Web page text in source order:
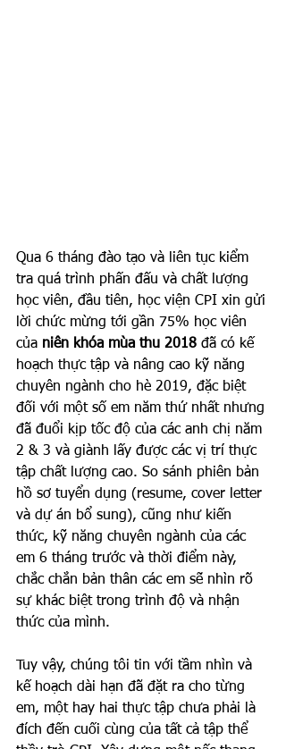
Qua 6 tháng đào tạo và liên tục kiểm
tra quá trình phấn đấu và chất lượng
học viên, đầu tiên, học viện CPI xin gửi
lời chức mừng tới gần 75% học viên
của niên khóa mùa thu 2018 đã có kế
hoạch thực tập và nâng cao kỹ năng
chuyên ngành cho hè 2019, đặc biệt
đối với một số em năm thứ nhất nhưng
đã đuổi kịp tốc độ của các anh chị năm
2 & 3 và giành lấy được các vị trí thực
tập chất lượng cao. So sánh phiên bản
hồ sơ tuyển dụng (resume, cover letter
và dự án bổ sung), cũng như kiến
thức, kỹ năng chuyên ngành của các
em 6 tháng trước và thời điểm này,
chắc chắn bản thân các em sẽ nhìn rõ
sự khác biệt trong trình độ và nhận
thức của mình.
Tuy vậy, chúng tôi tin với tầm nhìn và
kế hoạch dài hạn đã đặt ra cho từng
em, một hay hai thực tập chưa phải là
đích đến cuối cùng của tất cả tập thể